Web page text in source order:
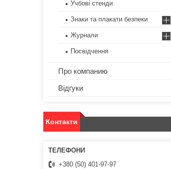
Учбові стенди
Знаки та плакати безпеки
Журнали
Посвідчення
Про компанию
Відгуки
Контакти
+380 (50) 401-97-97